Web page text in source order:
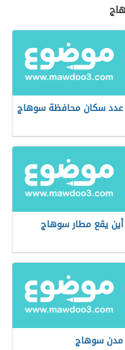
عدد سكان محافظة سوهاج
أين يقع مطار سوهاج
مدن سوهاج